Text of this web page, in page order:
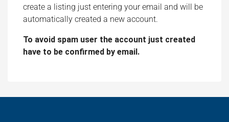
create a listing just entering your email and will be
automatically created a new account.
To avoid spam user the account just created
have to be confirmed by email.